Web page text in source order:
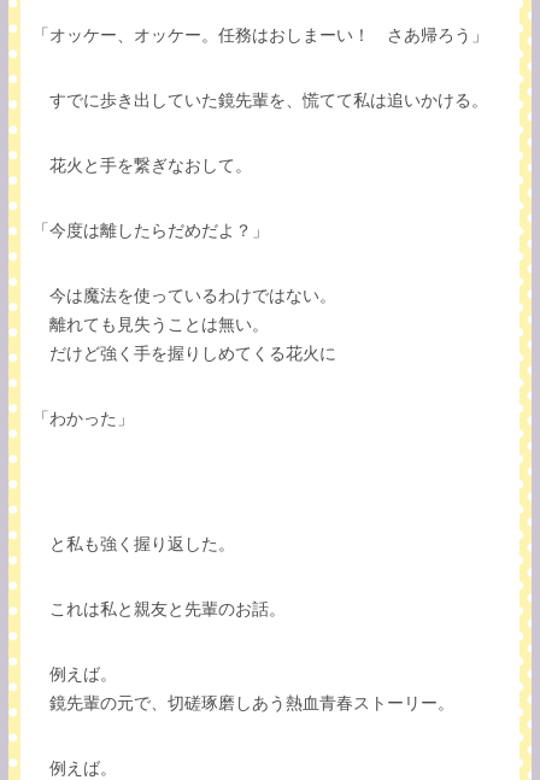
「オッケー、オッケー。任務はおしまーい！ さあ帰ろう」
すでに歩き出していた鏡先輩を、慌てて私は追いかける。
花火と手を繋ぎなおして。
「今度は離したらだめだよ？」
今は魔法を使っているわけではない。
離れても見失うことは無い。
だけど強く手を握りしめてくる花火に
「わかった」
と私も強く握り返した。
これは私と親友と先輩のお話。
例えば。
鏡先輩の元で、切磋琢磨しあう熱血青春ストーリー。
例えば。